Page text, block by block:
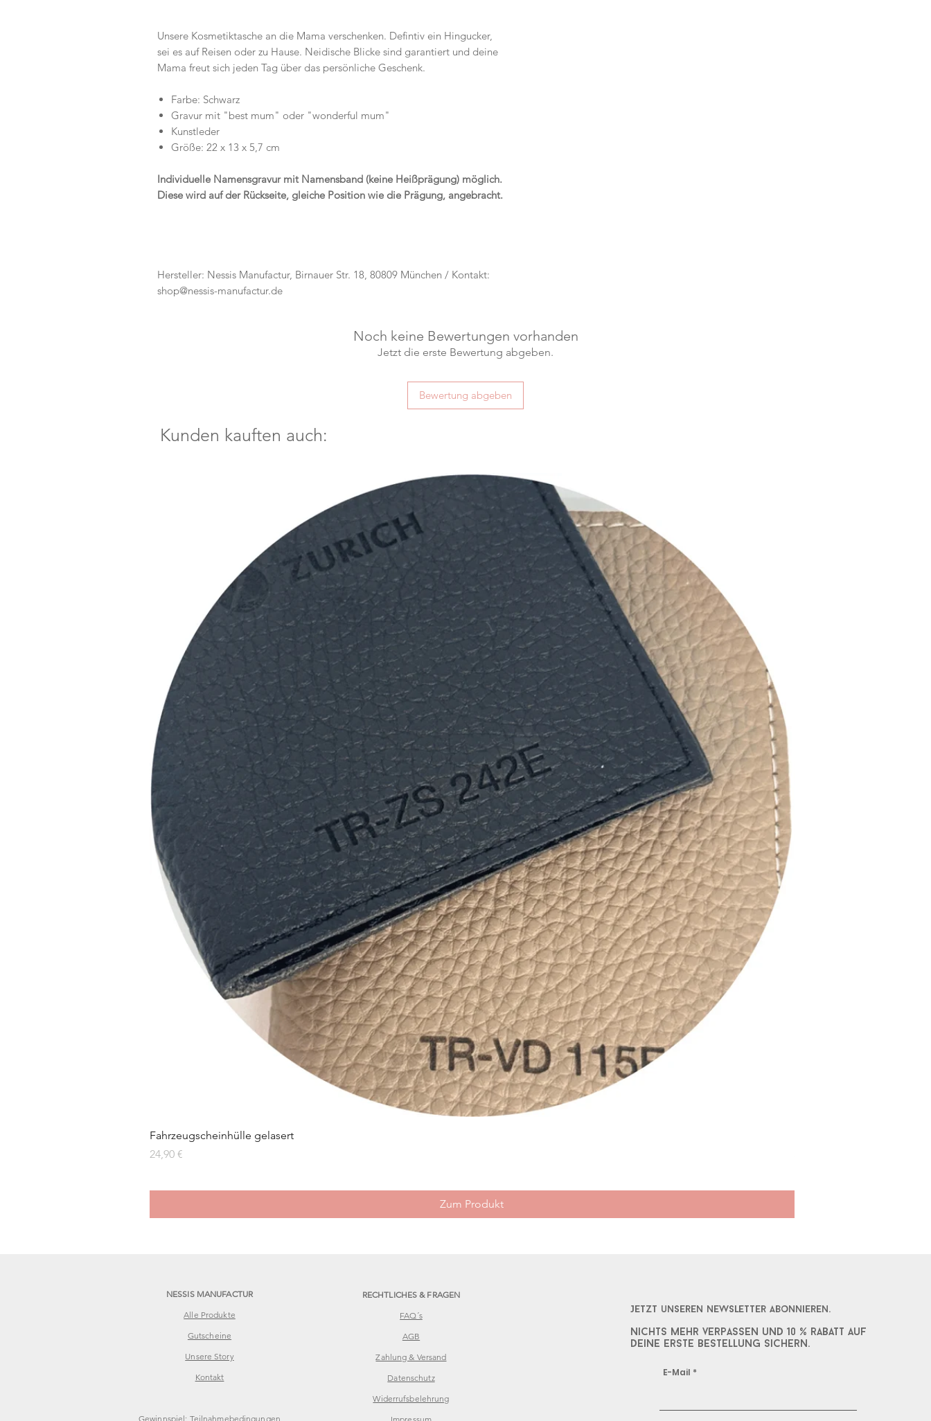
Unsere Kosmetiktasche an die Mama verschenken. Defintiv ein Hingucker,
sei es auf Reisen oder zu Hause. Neidische Blicke sind garantiert und deine
Mama freut sich jeden Tag über das persönliche Geschenk.
Farbe: Schwarz
Gravur mit "best mum" oder "wonderful mum"
Kunstleder
Größe: 22 x 13 x 5,7 cm
Individuelle Namensgravur mit Namensband (keine Heißprägung) möglich.
Diese wird auf der Rückseite, gleiche Position wie die Prägung, angebracht.
Hersteller: Nessis Manufactur, Birnauer Str. 18, 80809 München / Kontakt:
shop@nessis-manufactur.de
Noch keine Bewertungen vorhanden
Jetzt die erste Bewertung abgeben.
Bewertung abgeben
Kunden kauften auch:
Fahrzeugscheinhülle gelasert
Preis
24,90 €
Zum Produkt
NESSIS MANUFACTUR
Alle Produkte
Gutscheine
Unsere Story
Kontakt
Gewinnspiel: Teilnahmebedingungen
RECHTLICHES & FRAGEN
FAQ´s
AGB
Zahlung & Versand
Datenschutz
Widerrufsbelehrung
Jetzt unseren Newsletter abonnieren.
Nichts mehr verpassen und 10 % rabatt auf
deine erste bestellung sichern.
E-Mail